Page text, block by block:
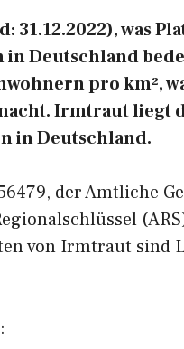
was
Deutschland
pro km²,
Irmtraut liegt
in Deutschland.
der Amtliche
von Irmtraut sind